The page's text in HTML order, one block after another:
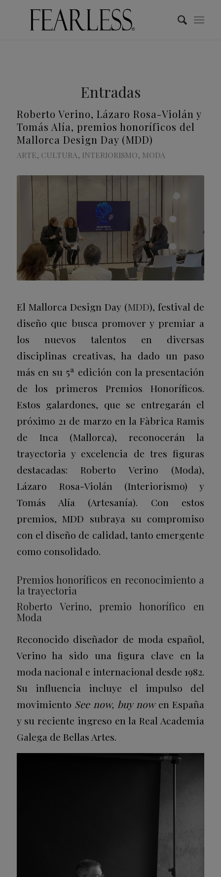
Entradas
Roberto Verino, Lázaro Rosa-Violán y
Tomás Alía, premios honoríficos del
Mallorca Design Day (MDD)
ARTE, CULTURA, INTERIORISMO, MODA
El Mallorca Design Day (MDD), festival de
diseño que busca promover y premiar a
los nuevos talentos en diversas
disciplinas creativas, ha dado un paso
más en su 5ª edición con la presentación
de los primeros Premios Honoríficos.
Estos galardones, que se entregarán el
próximo 21 de marzo en la Fàbrica Ramis
de Inca (Mallorca), reconocerán la
trayectoria y excelencia de tres figuras
destacadas: Roberto Verino (Moda),
Lázaro Rosa-Violán (Interiorismo) y
Tomás Alía (Artesanía). Con estos
premios, MDD subraya su compromiso
con el diseño de calidad, tanto emergente
como consolidado.
Premios honoríficos en reconocimiento a
la trayectoria
Roberto Verino, premio honorífico en
Moda
Reconocido diseñador de moda español,
Verino ha sido una figura clave en la
moda nacional e internacional desde 1982.
Su influencia incluye el impulso del
movimiento See now, buy nowen España
y su reciente ingreso en la Real Academia
Galega de Bellas Artes.